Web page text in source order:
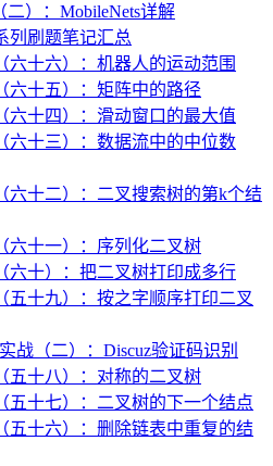
二）：MobileNets详解
列刷题笔记汇总
六十六）：机器人的运动范围
六十五）：矩阵中的路径
六十四）：滑动窗口的最大值
六十三）：数据流中的中位数
六十二）：二叉搜索树的第k个结
六十一）：序列化二叉树
六十）：把二叉树打印成多行
五十九）：按之字顺序打印二叉
战（二）：Discuz验证码识别
五十八）：对称的二叉树
五十七）：二叉树的下一个结点
五十六）：删除链表中重复的结